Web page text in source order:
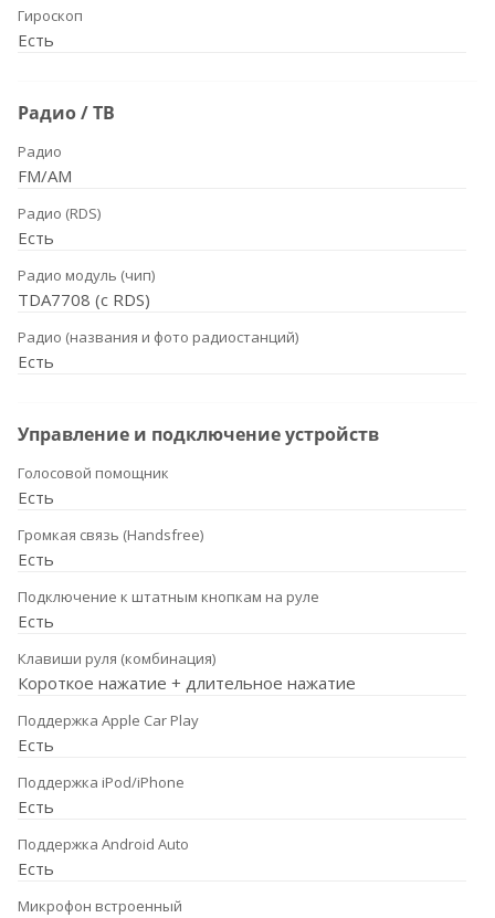
Гироскоп
Есть
Радио / ТВ
Радио
FM/AM
Радио (RDS)
Есть
Радио модуль (чип)
TDA7708 (с RDS)
Радио (названия и фото радиостанций)
Есть
Управление и подключение устройств
Голосовой помощник
Есть
Громкая связь (Handsfree)
Есть
Подключение к штатным кнопкам на руле
Есть
Клавиши руля (комбинация)
Короткое нажатие + длительное нажатие
Поддержка Apple Car Play
Есть
Поддержка iPod/iPhone
Есть
Поддержка Android Auto
Есть
Микрофон встроенный